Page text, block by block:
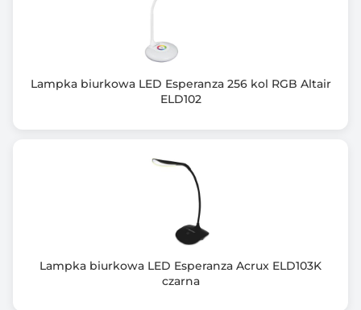
Napięcie: 5 V DC, 2000 mA
Lampka biurkowa LED Esperanza 256 kol RGB Altair
ELD102
Lampka biurkowa LED Esperanza Acrux ELD103K
czarna